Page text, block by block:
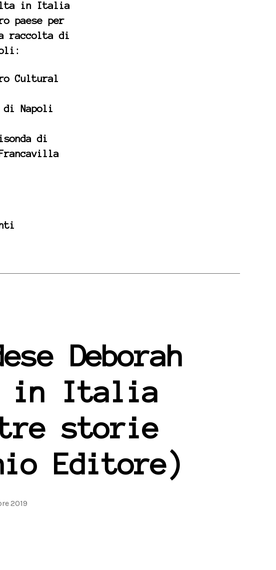
in Italia
paese per
raccolta di
Cultural
di Napoli
di
Deborah
in Italia
storie
Editore)
2019